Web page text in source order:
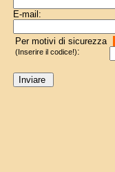
E-mail:
Per motivi di sicurezza
(Inserire il codice!):